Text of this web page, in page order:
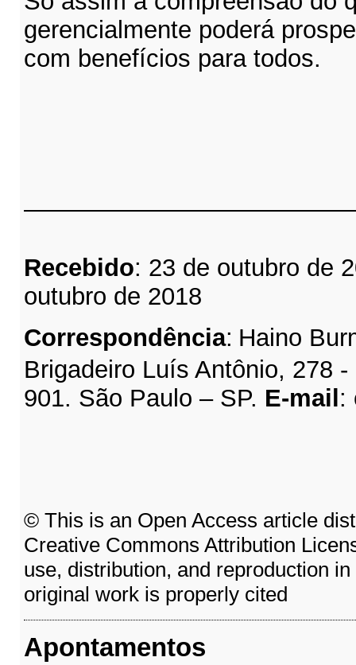
gerencialmente poderá
com benefícios para todos.
Recebido: 23 de outubro de
outubro de 2018
Correspondência: Haino
Brigadeiro Luís Antônio, 278
901. São Paulo – SP. E-mail :
© This is an Open Access article
Creative Commons Attribution
use, distribution, and reproduction
original work is properly cited
Apontamentos